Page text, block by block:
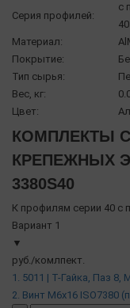
Серия профилей:
с
40
Материал:
Покрытие:
Тип сырья:
Вес, кг:
Цвет:
КОМПЛЕКТЫ
КРЕПЕЖНЫХ
3380S40
К профилям серии 40 с
Вариант 1
▼
руб./комлпект.
1. 5011 | Т-Гайка, Паз 8,
2. Винт М6х16 ISO7380